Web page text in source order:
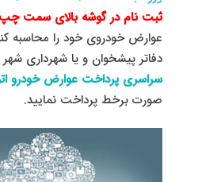
ثبت نام در گوشه بالای سمت چپ
عوارض خودروی خود را محاسبه
دفاتر پیشخوان و یا شهرداری شهر
سراسری پرداخت عوارض خودرو
صورت برخط پرداخت نمایید.